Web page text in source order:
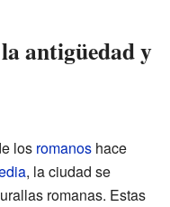
antigüedad y
los romanos hace
, la ciudad se
romanas. Estas